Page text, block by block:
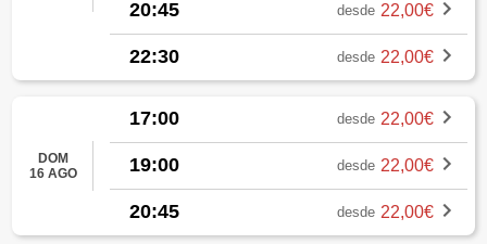
20:45 desde 22,00€
22:30 desde 22,00€
DOM
16 AGO
17:00 desde 22,00€
19:00 desde 22,00€
20:45 desde 22,00€